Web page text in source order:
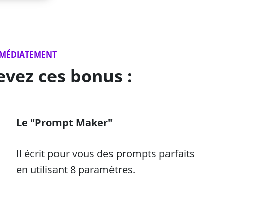
ces bonus :
Le "Prompt Maker"
Il écrit pour vous des prompts parfaits
en utilisant 8 paramètres.